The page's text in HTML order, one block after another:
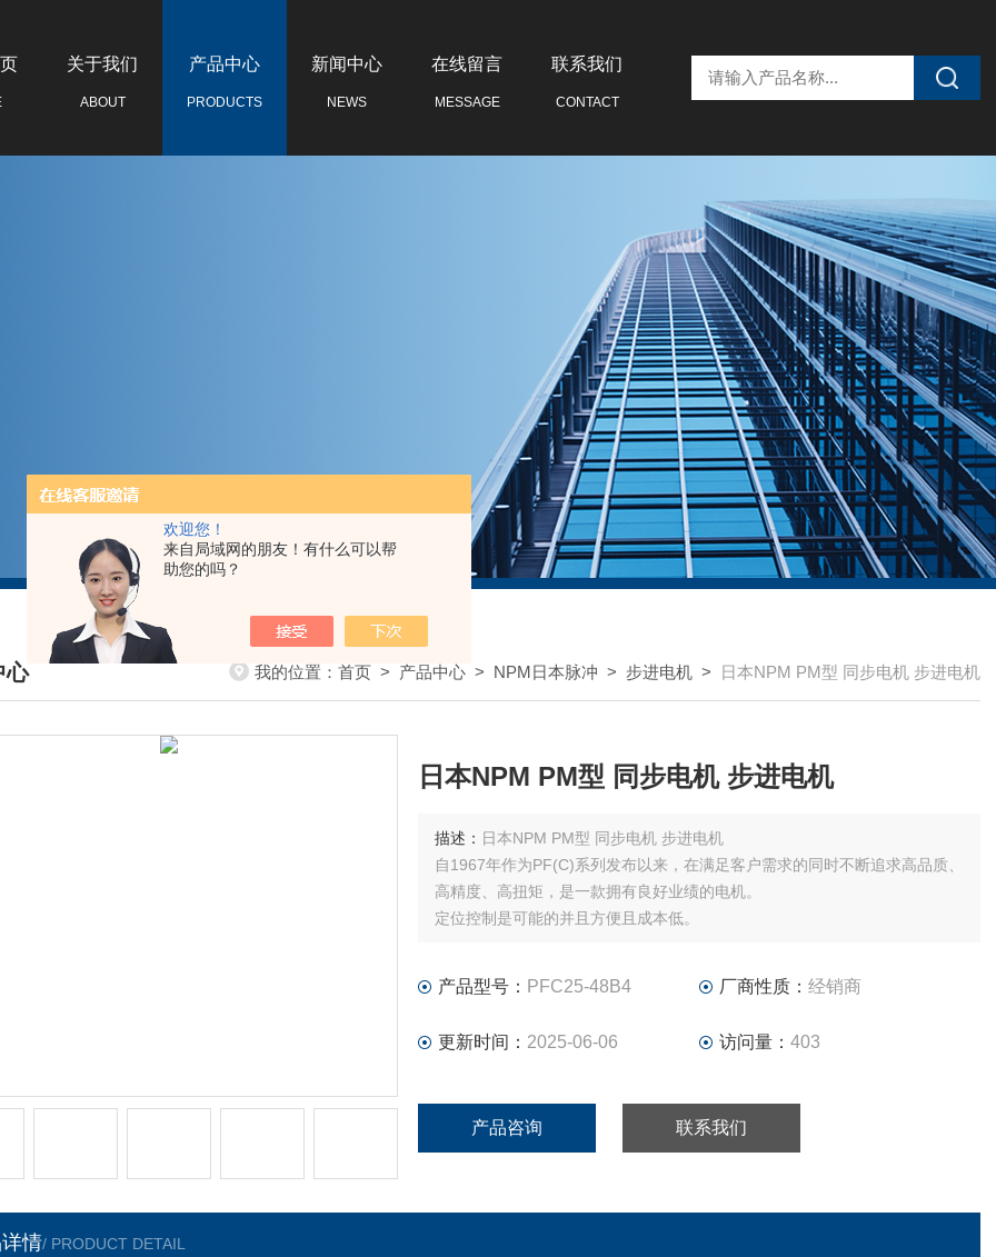
欢迎您！
来自局域网的朋友！有什么可以帮
助您的吗？
关于我们
ABOUT
产品中心
PRODUCTS
新闻中心
NEWS
在线留言
MESSAGE
联系我们
CONTACT
心
CENTER
我的位置： 首页 > 产品中心 > NPM日本脉冲 > 步进电机 > 日本NPM PM型 同步电机 步进电机
日本NPM PM型 同步电机 步进电机
描述：
日本NPM PM型 同步电机 步进电机
自1967年作为PF(C)系列发布以来，在满足客户需求的同时不断追求高品质、
高精度、高扭矩，是一款拥有良好业绩的电机。
定位控制是可能的并且方便且成本低。
产品型号： PFC25-48B4 厂商性质： 经销商
更新时间： 2025-06-06 访问量： 403
产品咨询 联系我们
情/ PRODUCT DETAIL